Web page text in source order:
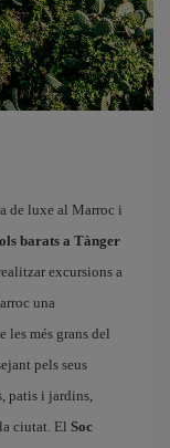
de luxe al Marroc i
barats a Tànger
excursions a
una
les més grans del
pels seus
patis i jardins,
ciutat. El Soc